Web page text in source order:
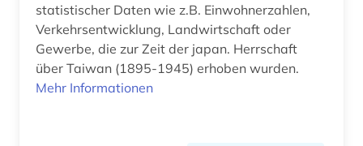
statistischer Daten wie z.B. Einwohnerzahlen,
Verkehrsentwicklung, Landwirtschaft oder
Gewerbe, die zur Zeit der japan. Herrschaft
über Taiwan (1895-1945) erhoben wurden.
Mehr Informationen